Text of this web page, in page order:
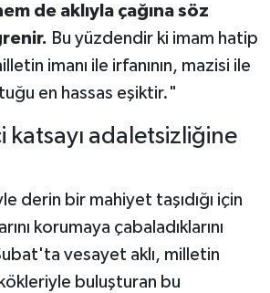
de aklıyla çağına söz
Bu yüzdendir ki imam hatip
imanı ile irfanının, mazisi ile
en hassas eşiktir."
katsayı adaletsizliğine
derin bir mahiyet taşıdığı için
korumaya çabaladıklarını
vesayet aklı, milletin
buluşturan bu